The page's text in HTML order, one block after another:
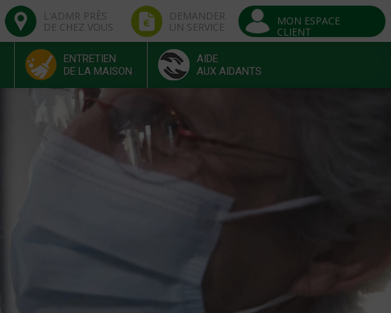
L'ADMR PRÈS
DE CHEZ VOUS
DEMANDER
UN SERVICE
MON ESPACE
CLIENT
ENTRETIEN
DE LA MAISON
AIDE
AUX AIDANTS